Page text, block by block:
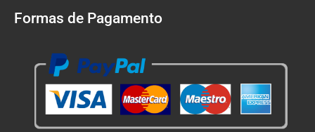
Formas de Pagamento